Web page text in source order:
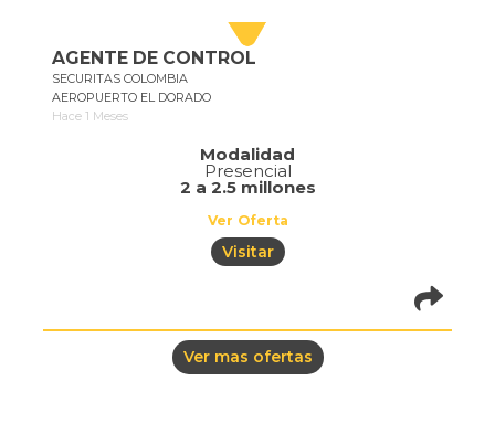
AGENTE DE CONTROL
SECURITAS COLOMBIA
AEROPUERTO EL DORADO
Hace 1 Meses
Modalidad
Presencial
2 a 2.5 millones
Ver Oferta
Visitar
of=1076
Ver mas ofertas